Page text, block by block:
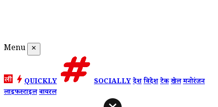
Menu ✕
QUICKLY SOCIALLYदेशविदेशटेकखेलमनोरंजन
लाइफस्टाइलवायरल